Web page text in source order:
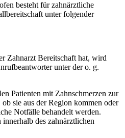
besteht für zahnärztliche
unter folgender
Zahnarzt Bereitschaft hat, wird
unter der o. g.
Patienten mit Zahnschmerzen zur
sie aus der Region kommen oder
Notfälle behandelt werden.
des zahnärztlichen